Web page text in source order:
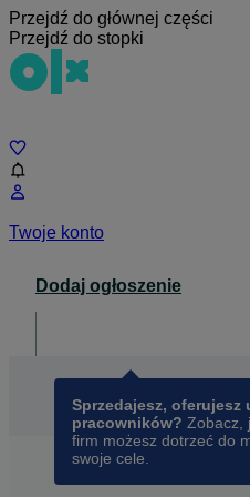
Przejdź do głównej części
Przejdź do stopki
Twoje konto
Dodaj ogłoszenie
Sprzedajesz, oferujesz
pracowników? Zobacz,
firm możesz dotrzeć do
swoje cele.